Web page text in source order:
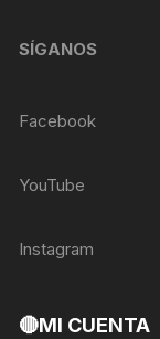
SÍGANOS
Facebook
YouTube
Instagram
🔴MI CUENTA